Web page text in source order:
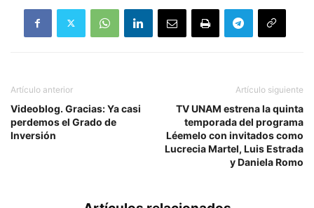
Artículo anterior
Videoblog. Gracias: Ya casi
perdemos el Grado de
Inversión
Artículo siguiente
TV UNAM estrena la quinta
temporada del programa
Léemelo con invitados como
Lucrecia Martel, Luis Estrada
y Daniela Romo